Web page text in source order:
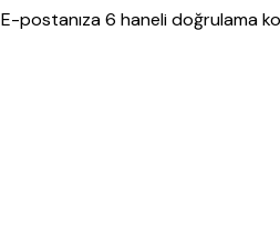
E-postanıza 6 haneli doğrulama